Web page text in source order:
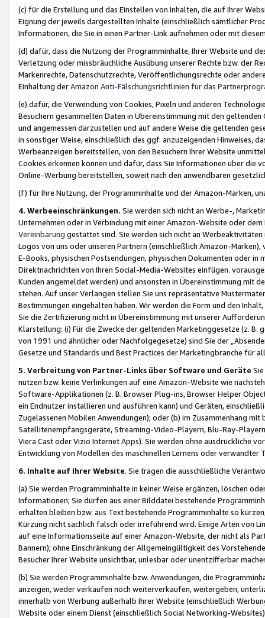
(c) für die Erstellung und das Einstellen von Inhalten, die auf Ihrer
Eignung der jeweils dargestellten Inhalte (einschließlich sämtlicher
Informationen, die Sie in einen Partner-Link aufnehmen oder mit
(d) dafür, dass die Nutzung der Programminhalte, Ihrer Website und
Verletzung oder missbräuchliche Ausübung unserer Rechte bzw. der
Markenrechte, Datenschutzrechte, Veröffentlichungsrechte oder
Einhaltung derAmazon Anti-Fälschungsrichtlinien für das
(e) dafür, die Verwendung von Cookies, Pixeln und anderen
Besuchern gesammelten Daten in Übereinstimmung mit den
und angemessen darzustellen und auf andere Weise die geltenden
in sonstiger Weise, einschließlich des ggf. anzuzeigenden Hinweises,
Werbeanzeigen bereitstellen, von den Besuchern Ihrer Website
Cookies erkennen können und dafür, dass Sie Informationen über die
Online-Werbung bereitstellen, soweit nach den anwendbaren
(f) für Ihre Nutzung, der Programminhalte und der Amazon-Marken,
4. Werbeeinschränkungen. Sie werden sich nicht an Werbe-,
Unternehmen oder in Verbindung mit einer Amazon-Website oder
Vereinbarung gestattet sind. Sie werden sich nicht an
Logos von uns oder unseren Partnern (einschließlich Amazon-
E-Books, physischen Postsendungen, physischen Dokumenten oder in
Direktnachrichten von Ihren Social-Media-Websites einfügen.
Kunden angemeldet werden) und ansonsten in Übereinstimmung mit
stehen. Auf unser Verlangen stellen Sie uns repräsentative
Bestimmungen eingehalten haben. Wir werden die Form und den
Sie die Zertifizierung nicht in Übereinstimmung mit unserer
Klarstellung: (i) Für die Zwecke der geltenden Marketinggesetze (z. B.
von 1991 und ähnlicher oder Nachfolgegesetze) sind Sie der
Gesetze und Standards und Best Practices der Marketingbranche für
5. Verbreitung von Partner-Links über Software und Geräte
nutzen bzw. keine Verlinkungen auf eine Amazon-Website wie
Software-Applikationen (z. B. Browser Plug-ins, Browser Helper
ein Endnutzer installieren und ausführen kann) und Geräten,
Zugelassenen Mobilen Anwendungen); oder (b) im Zusammenhang
Satellitenempfangsgeräte, Streaming-Video-Playern, Blu-Ray-
Viera Cast oder Vizio Internet Apps). Sie werden ohne ausdrückliche
Entwicklung von Modellen des maschinellen Lernens oder
6. Inhalte auf Ihrer Website. Sie tragen die ausschließliche
(a) Sie werden Programminhalte in keiner Weise ergänzen, löschen
Informationen; Sie dürfen aus einer Bilddatei bestehende
erhalten bleiben bzw. aus Text bestehende Programminhalte so
Kürzung nicht sachlich falsch oder irreführend wird. Einige Arten von
auf eine Informationsseite auf einer Amazon-Website, der nicht als
Bannern); ohne Einschränkung der Allgemeingültigkeit des
Besucher Ihrer Website unsichtbar, unlesbar oder unentzifferbar
(b) Sie werden Programminhalte bzw. Anwendungen, die
anzeigen, weder verkaufen noch weiterverkaufen, weitergeben,
innerhalb von Werbung außerhalb Ihrer Website (einschließlich
Website oder einem Dienst (einschließlich Social Networking-